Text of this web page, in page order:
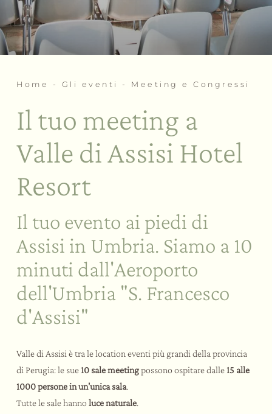
Rituali di benessere
Palestra
Team building a tema
Matrimoni ed eventi
Le esperienze
Bike Hotel
Assaggi e corsi
Home - Gli eventi - Meeting e Congressi
Il tuo meeting a
Valle di Assisi Hotel
Resort
Il tuo evento ai piedi di
Assisi in Umbria. Siamo a 10
minuti dall'Aeroporto
dell'Umbria "S. Francesco
d'Assisi"
Valle di Assisi è tra le location eventi più grandi della provincia
di Perugia: le sue 10 sale meetingpossono ospitaredalle 15 alle
1000 persone in un'unica sala.
Tutte le sale hanno luce naturale.